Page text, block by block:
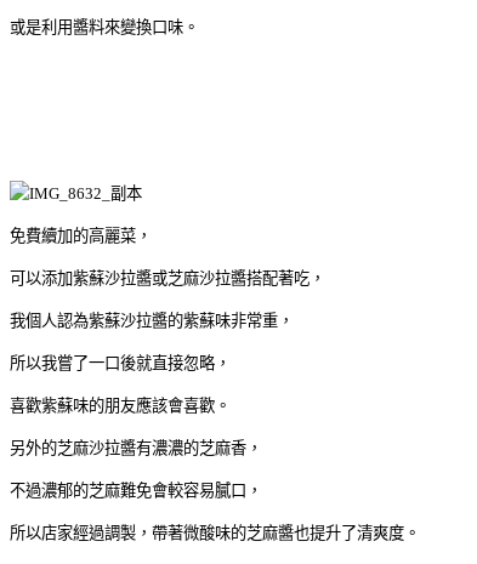
或是利用醬料來變換口味。
免費續加的高麗菜，
可以添加紫蘇沙拉醬或芝麻沙拉醬搭配著吃，
我個人認為紫蘇沙拉醬的紫蘇味非常重，
所以我嘗了一口後就直接忽略，
喜歡紫蘇味的朋友應該會喜歡。
另外的芝麻沙拉醬有濃濃的芝麻香，
不過濃郁的芝麻難免會較容易膩口，
所以店家經過調製，帶著微酸味的芝麻醬也提升了清爽度。